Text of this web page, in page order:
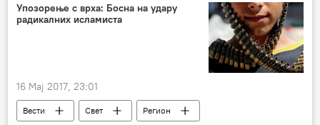
Упозорење с врха: Босна на удару
радикалних исламиста
16 Мај 2017, 23:01
Вести Свет
Регион